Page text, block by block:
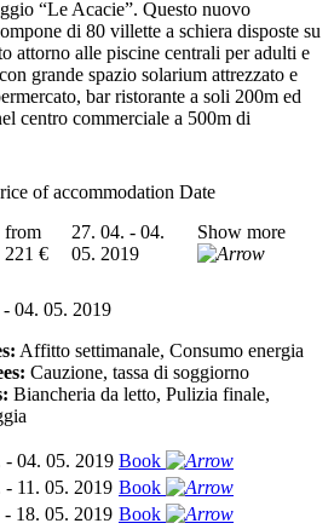
“Le Acacie”. Questo nuovo
di 80 villette a schiera disposte su
attorno alle piscine centrali per adulti e
grande spazio solarium attrezzato e
bar ristorante a soli 200m ed
centro commerciale a 500m di
of accommodation Date
from
221 €
27. 04. - 04.
05. 2019
Show more
04. 05. 2019
Affitto settimanale, Consumo energia
Cauzione, tassa di soggiorno
Biancheria da letto, Pulizia finale,
- 04. 05. 2019 Book
- 11. 05. 2019 Book
- 18. 05. 2019 Book